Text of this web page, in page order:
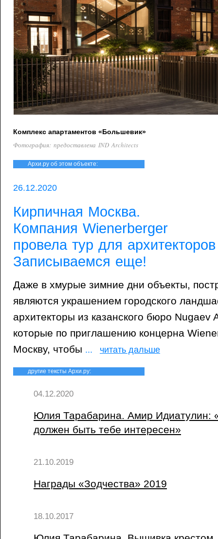
Комплекс апартаментов «Большевик»
Фотография: предоставлена IND Architects
Архи.ру об этом объекте:
26.12.2020
Кирпичная Москва.
Компания Wienerberger
провела тур для
Записываемся еще!
Даже в хмурые зимние дни объекты,
являются украшением городского
архитекторы из казанского бюро Nugaev
которые по приглашению концерна
Москву, чтобы ... читать дальше
другие тексты Архи.ру:
04.12.2020
Юлия Тарабарина. Амир Идиатулин:
должен быть тебе интересен»
21.10.2019
Награды «Зодчества» 2019
18.10.2017